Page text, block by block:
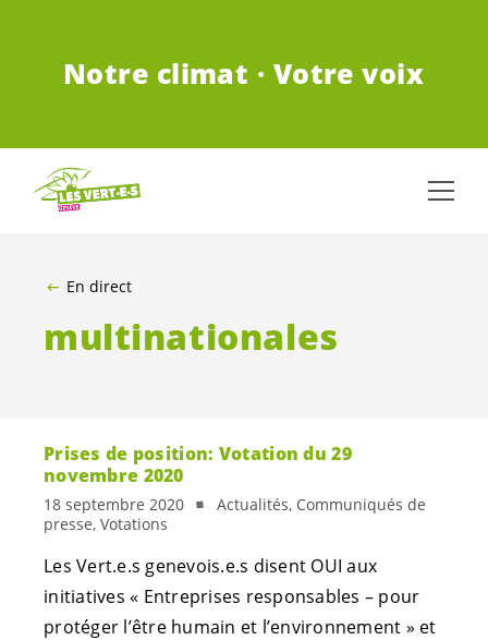
Notre climat · Votre voix
En direct
multinationales
Prises de position: Votation du 29
novembre 2020
18 septembre 2020
Actualités, Communiqués de
presse, Votations
Les Vert.e.s genevois.e.s disent OUI aux
initiatives « Entreprises responsables – pour
protéger l’être humain et l’environnement » et